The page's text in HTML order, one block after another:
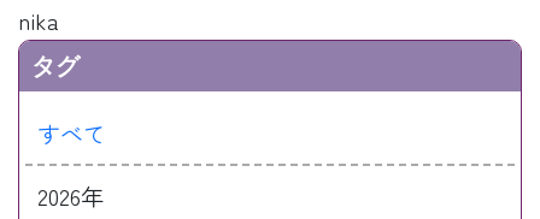
nika
タグ
すべて
2026年